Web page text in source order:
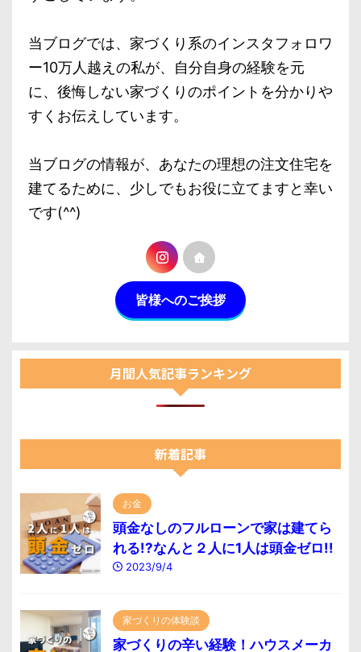
当ブログでは、家づくり系のインスタフォロワ
ー10万人越えの私が、自分自身の経験を元
に、後悔しない家づくりのポイントを分かりや
すくお伝えしています。
当ブログの情報が、あなたの理想の注文住宅を
建てるために、少しでもお役に立てますと幸い
です(^^)
皆様へのご挨拶
月間人気記事ランキング
新着記事
お金
頭金なしのフルローンで家は建てら
れる!?なんと２人に1人は頭金ゼロ!!
2023/9/4
家づくりの体験談
家づくりの辛い経験！ハウスメーカ